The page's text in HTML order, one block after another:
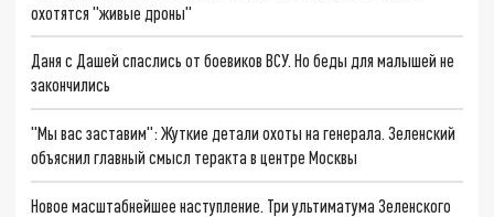
охотятся "живые дроны"
Даня с Дашей спаслись от боевиков ВСУ. Но беды для малышей не
закончились
"Мы вас заставим": Жуткие детали охоты на генерала. Зеленский
объяснил главный смысл теракта в центре Москвы
Новое масштабнейшее наступление. Три ультиматума Зеленского